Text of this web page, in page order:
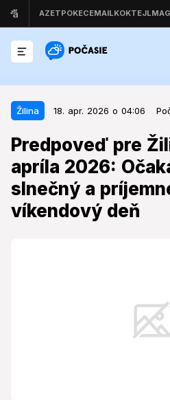
Žilina 18. apr. 2026 o 04:06
Predpoveď pre
apríla 2026:
slnečný a
víkendový deň
Žilina 18. apr. 2026 o 04:06
Predpoveď pre
2026: Očakáva sa
príjemne teplý
Počasie v Žiline počas
prinesie podmienky, ktoré sú